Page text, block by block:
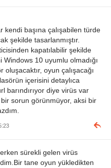
başına çalışabilen türde
şekilde tasarlanmıştır.
kapatılabilir şekilde
10 uyumlu olmadığı
oyun çalışacağı
içerisini detaylıca
barındırıyor diye virüs var
sorun görünmüyor, aksi bir
sürekli gelen virüs
tane oyun yükledikten